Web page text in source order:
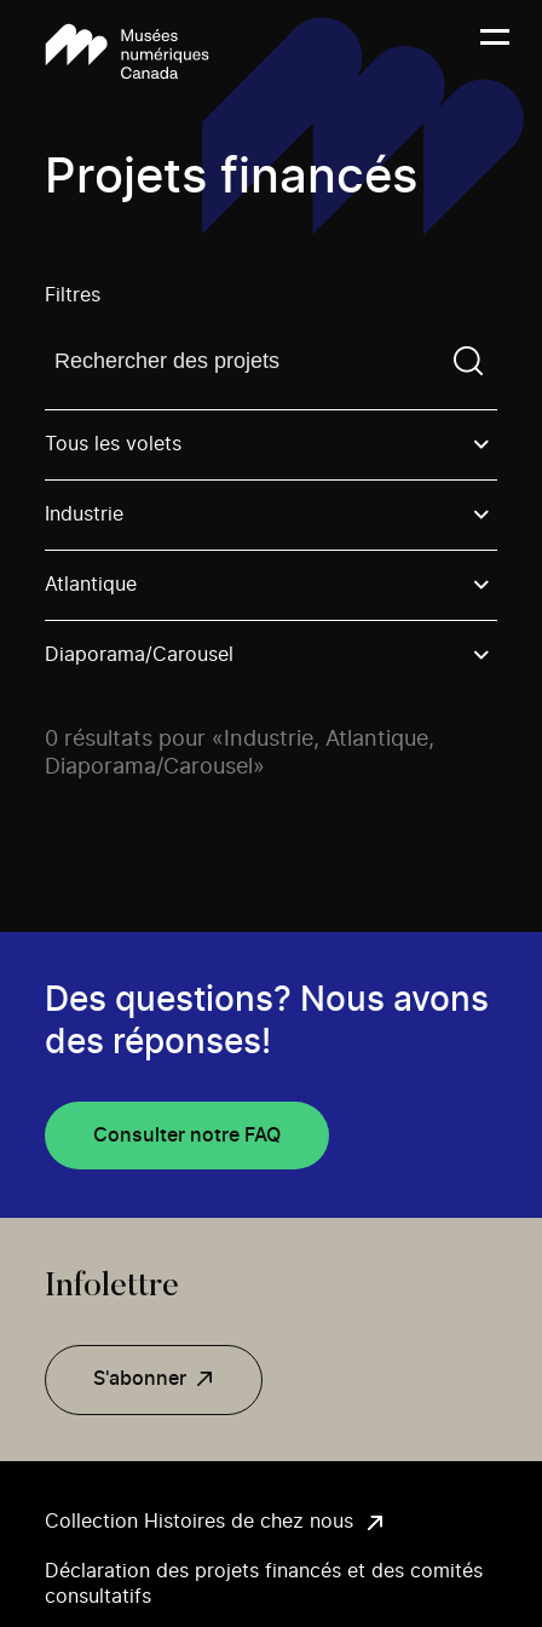
Projets financés
Filtres
Trouvez un projetVous devez saisir un terme de
Tous les volets
Industrie
Atlantique
Diaporama/Carousel
0 résultats pour «Industrie, Atlantique,
Diaporama/Carousel»
Collection Histoires de chez nous
Déclaration des projets financés et des comités
consultatifs
Des questions? Nous avons
des réponses!
Consulter notre FAQ
Infolettre
S'abonner